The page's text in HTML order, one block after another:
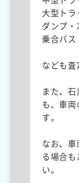
大型トラ
ダンプ
乗合バス
なども査
また、
も、車
す。
なお、
る場合
い。